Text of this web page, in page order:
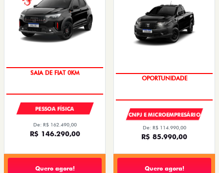
PESSOA FÍSICA
De: R$ 162.490,00
R$ 146.290,00
Quero agora!
CNPJ E MICROEMPRESÁRIO
De: R$ 114.990,00
R$ 85.990,00
Quero agora!